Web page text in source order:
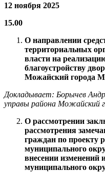
12 ноября 2025
15.00
О направлении
территориальных
власти на
благоустройству
Можайский города
Докладывает: Борычев
управы района Можайский
О рассмотрении
рассмотрения
граждан по проекту
муниципального
внесении изменений
муниципального